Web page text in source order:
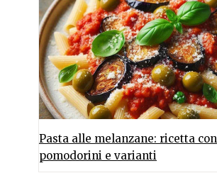
Pasta alle melanzane: ricetta con
pomodorini e varianti